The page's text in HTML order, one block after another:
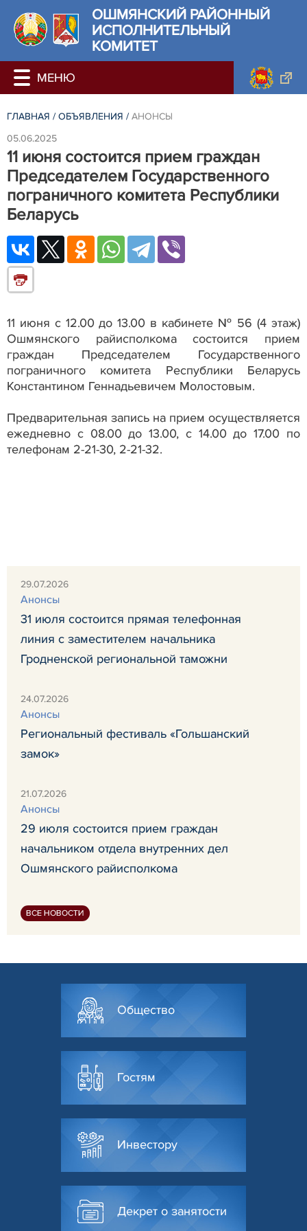
ОШМЯНСКИЙ РАЙОННЫЙ
ИСПОЛНИТЕЛЬНЫЙ
КОМИТЕТ
ГЛАВНАЯ / ОБЪЯВЛЕНИЯ / АНОНСЫ
05.06.2025
11 июня состоится прием граждан
Председателем Государственного
пограничного комитета Республики
Беларусь
11 июня с 12.00 до 13.00 в кабинете № 56 (4 этаж)
Ошмянского райисполкома состоится прием
граждан Председателем Государственного
пограничного комитета Республики Беларусь
Константином Геннадьевичем Молостовым.
Предварительная запись на прием осуществляется
ежедневно с 08.00 до 13.00, с 14.00 до 17.00 по
телефонам 2-21-30, 2-21-32.
29.07.2026
Анонсы
31 июля состоится прямая телефонная
линия с заместителем начальника
Гродненской региональной таможни
24.07.2026
Анонсы
Региональный фестиваль «Гольшанский
замок»
21.07.2026
Анонсы
29 июля состоится прием граждан
начальником отдела внутренних дел
Ошмянского райисполкома
ВСЕ НОВОСТИ
Общество
Гостям
Инвестору
Декрет о занятости